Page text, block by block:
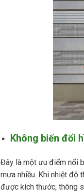
Không biến đổi
Đây là một ưu điểm nổi
mưa nhiều. Khi nhiệt độ
được kích thước, thông